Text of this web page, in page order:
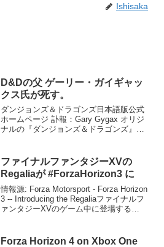
Ishisaka
D&Dの父 ゲーリー・ガイギャッ
クス氏が死す。
ダンジョンズ＆ドラゴンズ日本語版公式
ホームページ 訃報：Gary Gygax オリジ
ナルの『ダンジョンズ＆ドラゴンズ』の
享年69歳。 Gary Gygax ...
ファイナルファンタジーXVの
Regaliaが #ForzaHorizon3 に
情報源: Forza Motorsport - Forza Horizon
3 -- Introducing the Regaliaファイナルフ
ァンタジーXVのゲーム中に登場する
Forza Horizon 4 on Xbox One